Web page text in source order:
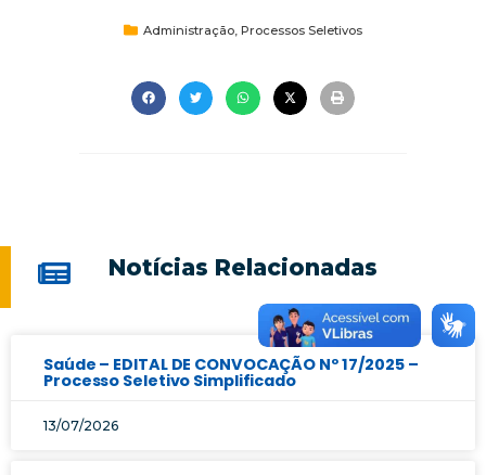
Administração Processos Seletivos
Notícias Relacionadas
Saúde – EDITAL DE CONVOCAÇÃO Nº 17/2025 –
Processo Seletivo Simplificado
13/07/2026